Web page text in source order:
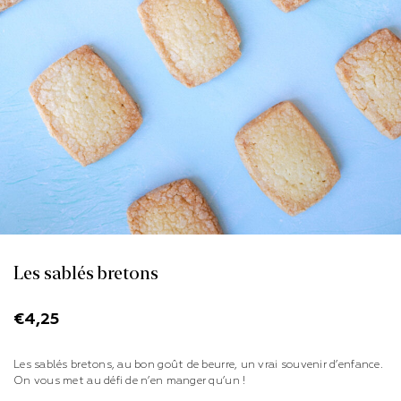
Les sablés bretons
€4,25
Les sablés bretons, au bon goût de beurre, un vrai souvenir d’enfance.
On vous met au défi de n’en manger qu’un !